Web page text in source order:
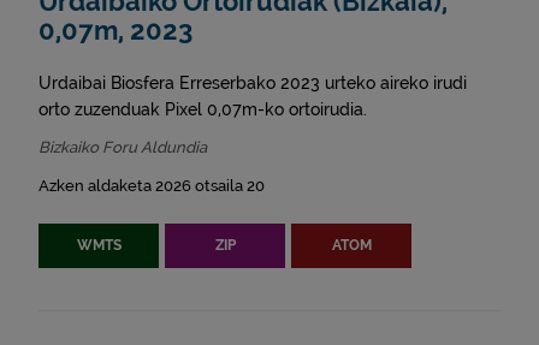
0,07m, 2023
Urdaibai Biosfera Erreserbako 2023 urteko aireko irudi
orto zuzenduak Pixel 0,07m-ko ortoirudia.
Bizkaiko Foru Aldundia
Azken aldaketa 2026 otsaila 20
WMTS ZIP ATOM